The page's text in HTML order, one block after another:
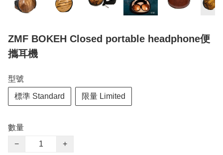
ZMF BOKEH Closed portable headphone便
攜耳機
型號
標準 Standard 限量 Limited
數量
−
+